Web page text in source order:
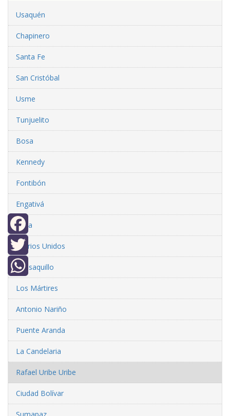
Facebook
Twitter
WhatsApp
Usaquén
Chapinero
Santa Fe
San Cristóbal
Usme
Tunjuelito
Bosa
Kennedy
Fontibón
Engativá
Suba
Barrios Unidos
Teusaquillo
Los Mártires
Antonio Nariño
Puente Aranda
La Candelaria
Rafael Uribe Uribe
Ciudad Bolívar